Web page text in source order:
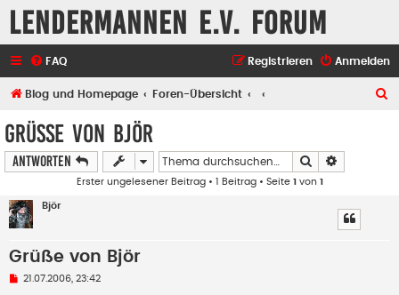
Lendermannen e.V. Forum
FAQ Anmelden
Registrieren
Blog und Homepage Foren-Übersicht
Grüße von Björ
Antworten Suche
Erster ungelesener Beitrag• 1 Beitrag • Seite 1 von 1
Björ
Grüße von Björ
U21.07.2006, 23:42